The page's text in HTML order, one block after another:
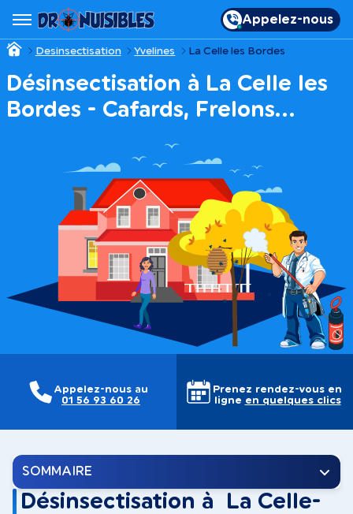
Appelez-nous
Desinsectisation Yvelines La Celle les Bordes
Désinsectisation à La Celle les
Bordes - Cafards, Frelons…
Appelez-nous au
01 56 93 60 26
Prenez rendez-vous en
ligne en quelques clics
SOMMAIRE
Désinsectisation à La Celle-